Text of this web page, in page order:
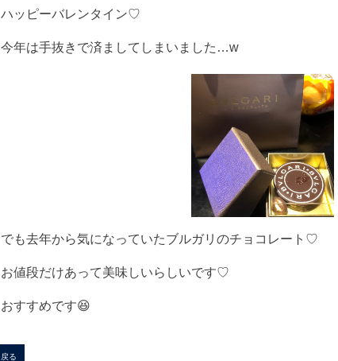
ハッピーバレンタイン♡
今年は手抜きで済ましてしまいました…w
でも去年から気になっていたブルガリのチョコレート♡
お値段だけあって美味しいらしいです♡
おすすめです😆
戻る